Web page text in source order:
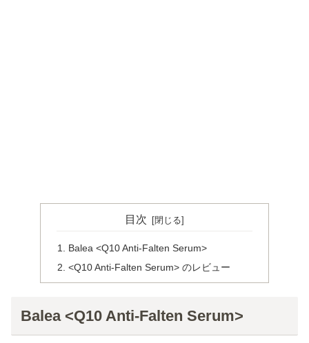
目次
Balea <Q10 Anti-Falten Serum>
<Q10 Anti-Falten Serum> のレビュー
Balea <Q10 Anti-Falten Serum>